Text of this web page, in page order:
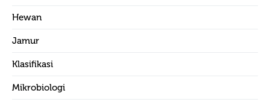
Hewan
Jamur
Klasifikasi
Mikrobiologi